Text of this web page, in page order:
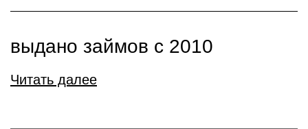
выдано займов с 2010
Читать далее